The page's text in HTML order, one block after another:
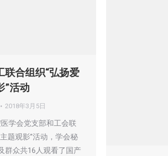
联合组织“弘扬爱
”活动
2018年3月5日
学会党支部和工会联
题观影”活动，学会秘
群众共16人观看了国产